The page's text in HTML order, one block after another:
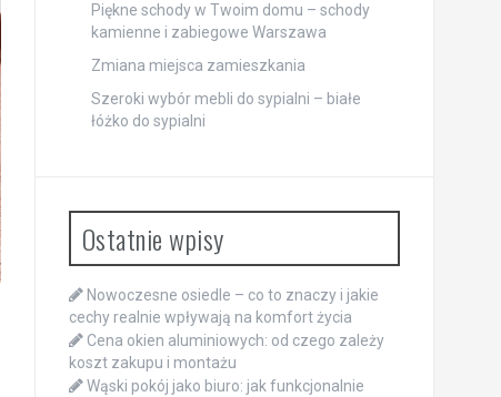
Piękne schody w Twoim domu – schody
kamienne i zabiegowe Warszawa
Zmiana miejsca zamieszkania
Szeroki wybór mebli do sypialni – białe
łóżko do sypialni
Ostatnie wpisy
Nowoczesne osiedle – co to znaczy i jakie
cechy realnie wpływają na komfort życia
Cena okien aluminiowych: od czego zależy
koszt zakupu i montażu
Wąski pokój jako biuro: jak funkcjonalnie